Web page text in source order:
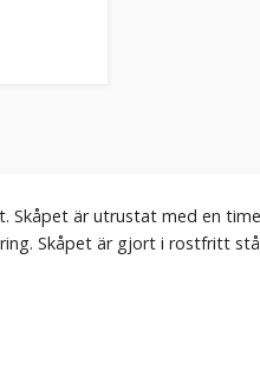
Skåpet är utrustat med en
Skåpet är gjort i rostfritt